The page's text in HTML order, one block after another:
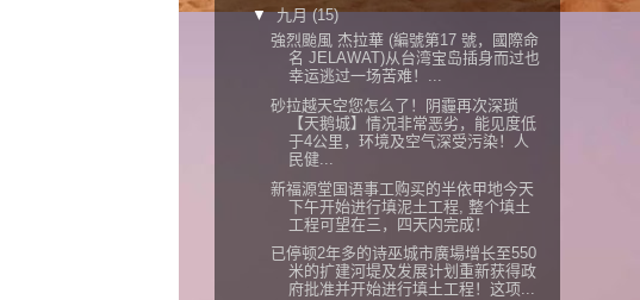
▼九月(15)
強烈颱風 杰拉華 (編號第17 號，國際命
名 JELAWAT)从台湾宝岛插身而过也
幸运逃过一场苦难！...
砂拉越天空您怎么了！阴霾再次深琐
【天鹅城】情况非常恶劣，能见度低
于4公里，环境及空气深受污染！人
民健...
新福源堂国语事工购买的半依甲地今天
下午开始进行填泥土工程, 整个填土
工程可望在三，四天内完成！
已停顿2年多的诗巫城市廣場增长至550
米的扩建河堤及发展计划重新获得政
府批准并开始进行填土工程！这项...